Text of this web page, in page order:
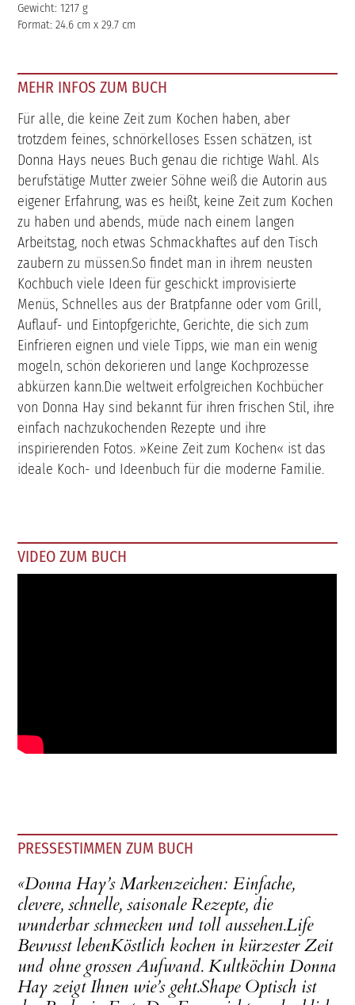
Gewicht: 1217 g
Format: 24.6 cm x 29.7 cm
MEHR INFOS ZUM BUCH
Für alle, die keine Zeit zum Kochen haben, aber
trotzdem feines, schnörkelloses Essen schätzen, ist
Donna Hays neues Buch genau die richtige Wahl. Als
berufstätige Mutter zweier Söhne weiß die Autorin aus
eigener Erfahrung, was es heißt, keine Zeit zum Kochen
zu haben und abends, müde nach einem langen
Arbeitstag, noch etwas Schmackhaftes auf den Tisch
zaubern zu müssen.So findet man in ihrem neusten
Kochbuch viele Ideen für geschickt improvisierte
Menüs, Schnelles aus der Bratpfanne oder vom Grill,
Auflauf- und Eintopfgerichte, Gerichte, die sich zum
Einfrieren eignen und viele Tipps, wie man ein wenig
mogeln, schön dekorieren und lange Kochprozesse
abkürzen kann.Die weltweit erfolgreichen Kochbücher
von Donna Hay sind bekannt für ihren frischen Stil, ihre
einfach nachzukochenden Rezepte und ihre
inspirierenden Fotos. »Keine Zeit zum Kochen« ist das
ideale Koch- und Ideenbuch für die moderne Familie.
VIDEO ZUM BUCH
PRESSESTIMMEN ZUM BUCH
«Donna Hay’s Markenzeichen: Einfache,
clevere, schnelle, saisonale Rezepte, die
wunderbar schmecken und toll aussehen.Life
Bewusst lebenKöstlich kochen in kürzester Zeit
und ohne grossen Aufwand. Kultköchin Donna
Hay zeigt Ihnen wie’s geht.Shape Optisch ist